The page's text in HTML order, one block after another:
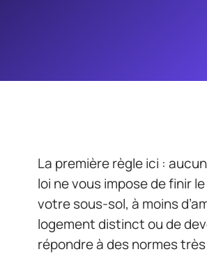
La première règle ici :
loi ne vous impose de finir
votre sous-sol, à moins
logement distinct ou de
répondre à des normes très